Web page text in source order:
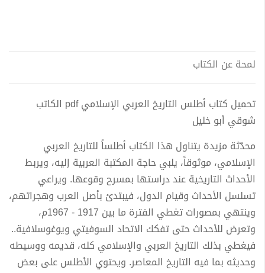
لمحة عن الكتاب
تحميل كتاب أطلس التاريخ العربي الإسلامي pdf الكاتب
شوقي أبو خليل
محدّثة مزيدة يتناول هذا الكتاب أطلساً للتاريخ العربي
الإسلامي، موثوقاً، يلبي حاجة المكتبة العربية إليه، ويربط
الأحداث التاريخية عند دراستها بمسرح وقوعها. ويراعي
تسلسل الأحداث وقيام الدول، فيبتدئ بأصل العرب وهجراتهم،
وينتهي بمصورات تغطي الفترة ما بين 1917 - 1967م،
وتعرض للأحداث حتى تفكك الاتحاد السوفيتي ويوغوسلافية..
فيغطي بذلك التاريخ العربي والإسلامي كله، قديمه ووسيطه
وحديثه بما فيه التاريخ المعاصر. ويحتوي الأطلس على بعض